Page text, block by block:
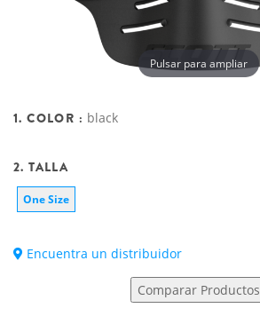
Pulsar para ampliar
1. COLOR : black
2. TALLA
One Size
Encuentra un distribuidor
Comparar Productos